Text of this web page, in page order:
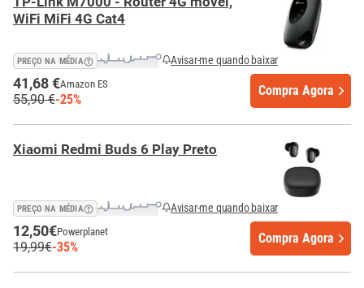
WiFi MiFi 4G Cat4
PREÇO NA MÉDIA Avisar-me quando baixar
41,68 €Amazon ES
55,90 €-25%
Compra Agora
Xiaomi Redmi Buds 6 Play Preto
PREÇO NA MÉDIA Avisar-me quando baixar
12,50€Powerplanet
19,99€-35%
Compra Agora